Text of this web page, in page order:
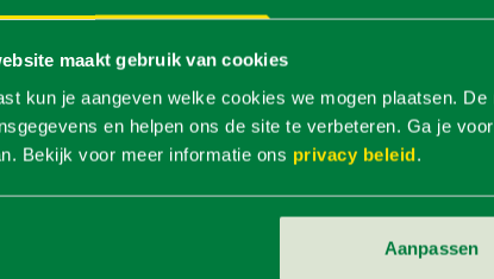
maakt gebruik van cookies
kun je aangeven welke cookies we mogen plaatsen.
en helpen ons de site te verbeteren. Ga je
Bekijk voor meer informatie ons privacy beleid.
Aanpassen
https://www.abemec.nl/
gedaan / verkocht via portals van fabrikanten,
verstrekt rechtstreeks verwerkt in de
wettelijke verplichting is en in het kader van
gegevens worden beschouwd. Bovendien
om contracten te initiëren en te voltooien.